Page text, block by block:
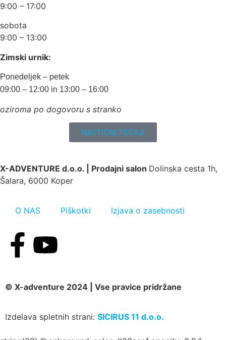
9:00 – 17:00
sobota
9:00 – 13:00
Zimski urnik:
Ponedeljek – petek
09:00 – 12:00 in 13:00 – 16:00
oziroma po dogovoru s stranko
NAVTIČNI TEČAJI
X-ADVENTURE d.o.o. | Prodajni salon Dolinska cesta 1h,
Šalara, 6000 Koper
O NAS Piškotki Izjava o zasebnosti
© X-adventure 2024 | Vse pravice pridržane
Izdelava spletnih strani: SICIRUS 11 d.o.o.